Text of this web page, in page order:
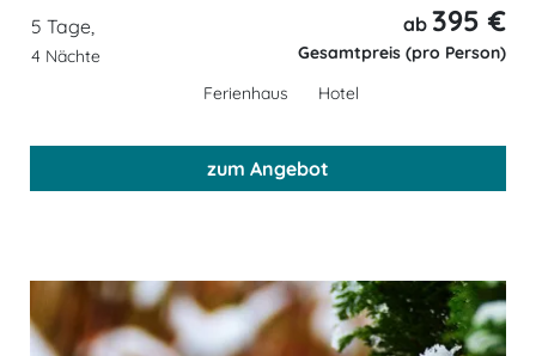
5 Tage,
4 Nächte
ab 395 €
Gesamtpreis (pro Person)
Ferienhaus
Hotel
zum Angebot